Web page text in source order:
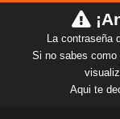
La contraseña
Si no sabes como
Aqui te